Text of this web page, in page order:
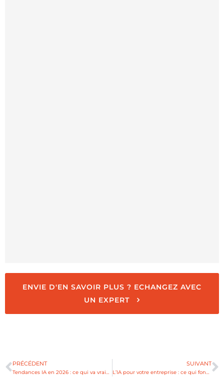
ENVIE D'EN SAVOIR PLUS ? ECHANGEZ AVEC
UN EXPERT
PRÉCÉDENT SUIVANT